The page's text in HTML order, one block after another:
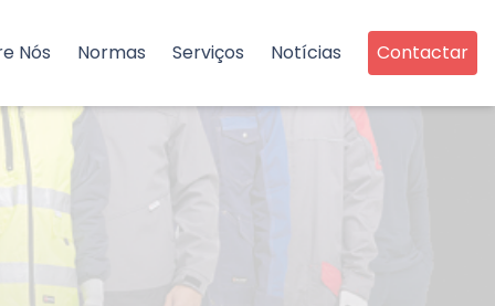
Nós Normas Serviços Notícias Contactar